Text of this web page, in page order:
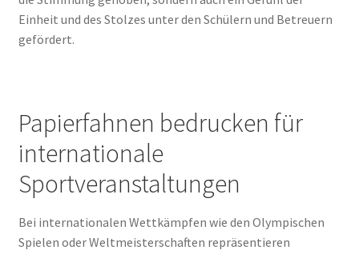
Einheit und des Stolzes unter den Schülern und Betreuern
gefördert.
Papierfahnen bedrucken für
internationale
Sportveranstaltungen
Bei internationalen Wettkämpfen wie den Olympischen
Spielen oder Weltmeisterschaften repräsentieren